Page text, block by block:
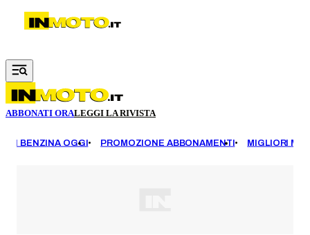
Vai al contenuto principale
ABBONATI ORALEGGI LA RIVISTA
BENZINA OGGI PROMOZIONE ABBONAMENTI MIGLIORI